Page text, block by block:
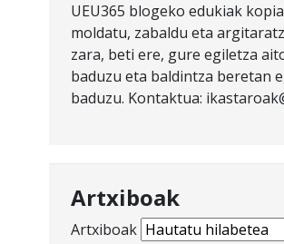
UEU365 blogeko edukiak
moldatu, zabaldu eta
zara, beti ere, gure egiletza
baduzu eta baldintza beretan
baduzu. Kontaktua:
Artxiboak
Artxiboak